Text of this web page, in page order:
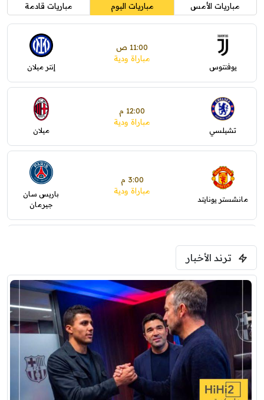
مباريات الأمس مباريات اليوم مباريات قادمة
يوفنتوس
11:00 ص
مباراة ودية
إنتر ميلان
تشيلسي
12:00 م
مباراة ودية
ميلان
مانشستر يونايتد
3:00 م
مباراة ودية
باريس سان
جيرمان
فرينتسفاروشي
برشلونة
مباراة ودية
نوتنغهام فورست
اودينيزي
8:00 م
مباراة ودية
برشلونة
ترند الأخبار